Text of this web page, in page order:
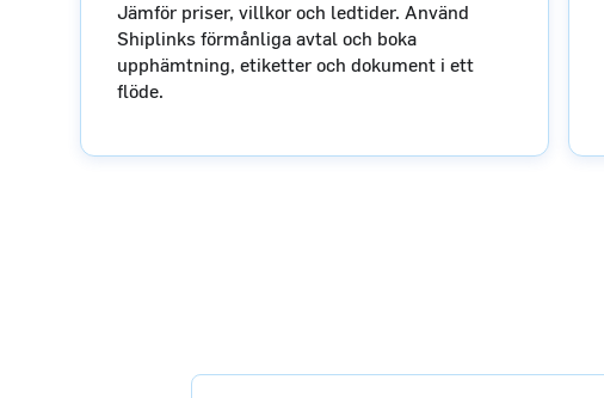
Jämför priser, villkor och ledtider. Använd
Shiplinks förmånliga avtal och boka
upphämtning, etiketter och dokument i ett
flöde.